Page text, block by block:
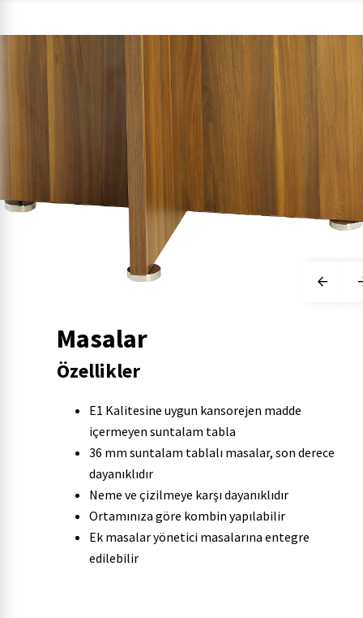
Masalar
Özellikler
E1 Kalitesine uygun kansorejen madde
içermeyen suntalam tabla
36 mm suntalam tablalı masalar, son derece
dayanıklıdır
Neme ve çizilmeye karşı dayanıklıdır
Ortamınıza göre kombin yapılabilir
Ek masalar yönetici masalarına entegre
edilebilir